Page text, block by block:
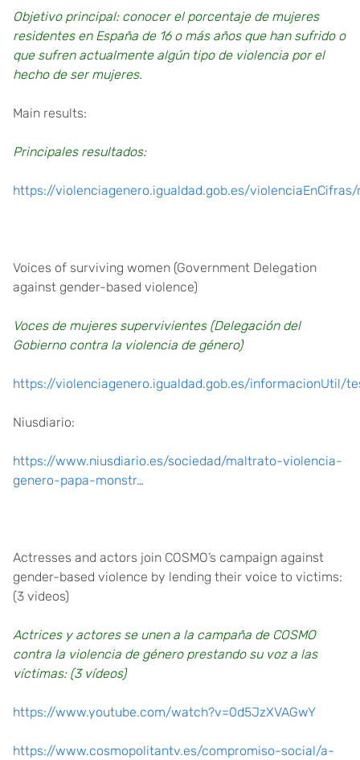
Objetivo principal: conocer el porcentaje de mujeres
residentes en España de 16 o más años que han sufrido o
que sufren actualmente algún tipo de violencia por el
hecho de ser mujeres.
Main results:
Principales resultados:
https://violenciagenero.igualdad.gob.es/
Voices of surviving women (Government Delegation
against gender-based violence)
Voces de mujeres supervivientes (Delegación del
Gobierno contra la violencia de género)
https://violenciagenero.igualdad.gob.es/informacionUtil/
Niusdiario:
https://www.niusdiario.es/sociedad/maltrato-violencia-
genero-papa-monstr…
Actresses and actors join COSMO’s campaign against
gender-based violence by lending their voice to victims:
(3 videos)
Actrices y actores se unen a la campaña de COSMO
contra la violencia de género prestando su voz a las
víctimas: (3 vídeos)
https://www.youtube.com/watch?v=0d5JzXVAGwY
https://www.cosmopolitantv.es/compromiso-social/a-